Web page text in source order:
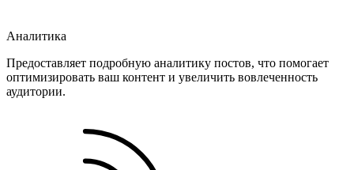
Аналитика
Предоставляет подробную аналитику постов, что помогает
оптимизировать ваш контент и увеличить вовлеченность
аудитории.